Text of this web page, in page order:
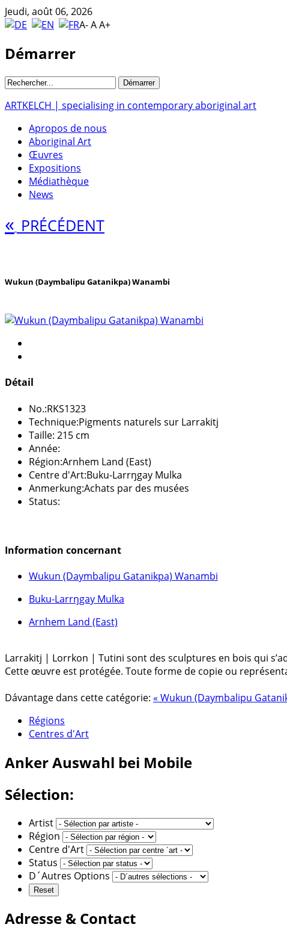
Jeudi, août 06, 2026
A-AA+
Démarrer
ARTKELCH | specialising in contemporary aboriginal art
Apropos de nous
Aboriginal Art
Œuvres
Expositions
Médiathèque
News
« PRÉCÉDENT
Wukun (Daymbalipu Gatanikpa) Wanambi
Détail
No.:RKS1323
Technique:Pigments naturels sur Larrakitj
Taille: 215 cm
Année:
Région:Arnhem Land (East)
Centre d'Art:Buku-Larrŋgay Mulka
Anmerkung:Achats par des musées
Status:
Information concernant
Wukun (Daymbalipu Gatanikpa) Wanambi
Buku-Larrŋgay Mulka
Arnhem Land (East)
Larrakitj | Lorrkon | Tutini sont des sculptures en bois qui
Cette œuvre est protégée. Toute forme de copie ou
Dávantage dans cette catégorie: « Wukun (Daymbalipu
Régions
Centres d'Art
AnkerAuswahl bei Mobile
Sélection:
Artist
Région
Centre d'Art
Status
D´Autres Options
Adresse & Contact